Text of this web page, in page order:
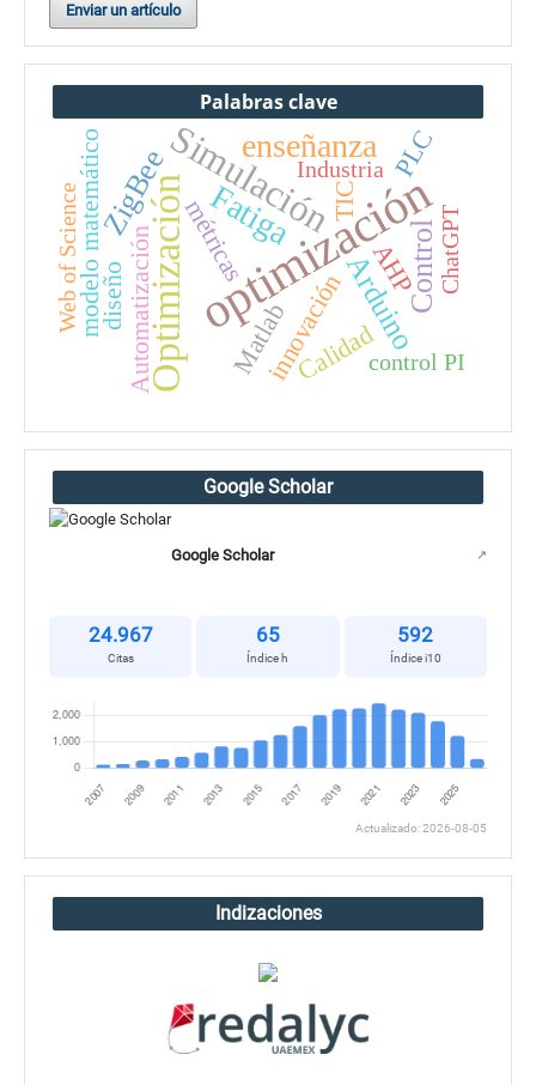
Enviar un artículo
Palabras clave
optimización
OptimizaciónSimulación
Fatiga
enseñanza
Arduino
ZigBee
Control
métricas
modelo matemático TIC
innovación
Automatización
PLC
AHP
Matlab
diseño
Calidad
Web of Science
control PI
ChatGPT
Industria
Google Scholar
Google Scholar ↗
24.967
Citas
65
Índice h
592
Índice i10
Actualizado: 2026-08-05
Indizaciones